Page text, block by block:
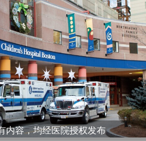
内容，均经医院授权发布